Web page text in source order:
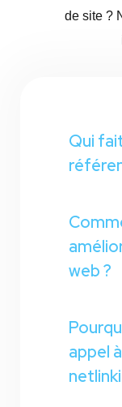
de site ?
Qui
web ?
appel